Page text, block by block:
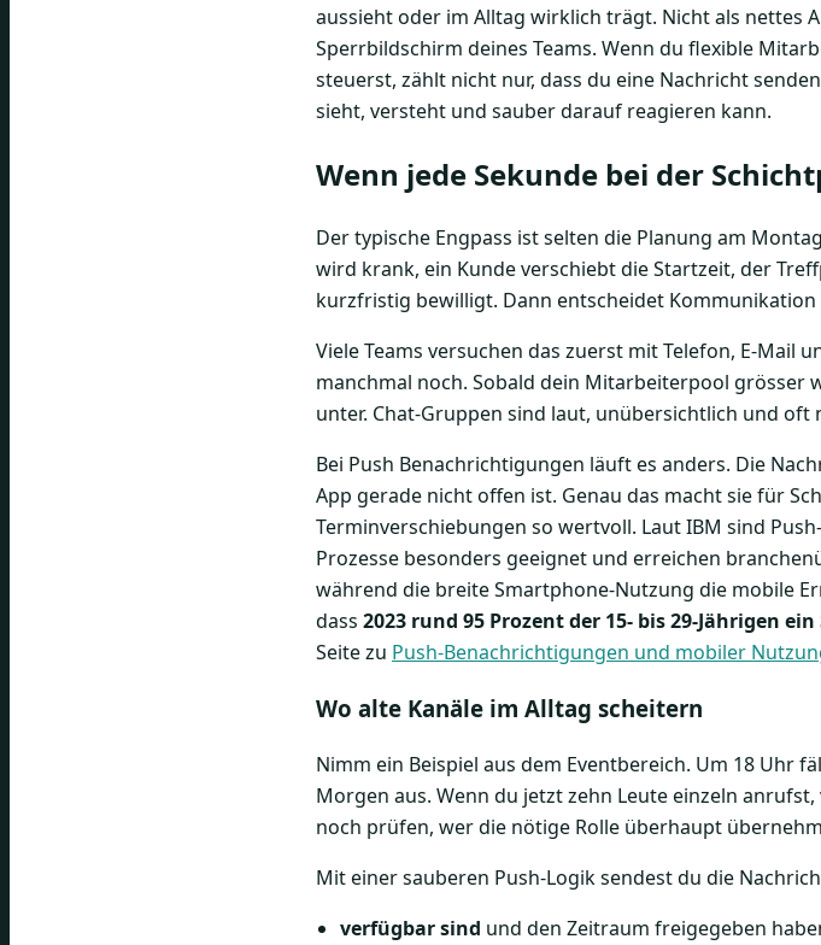
aussieht oder im Alltag wirklich trägt. Nicht als nettes
Sperrbildschirm deines Teams. Wenn du flexible
steuerst, zählt nicht nur, dass du eine Nachricht
sieht, versteht und sauber darauf reagieren kann.
Wenn jede Sekunde bei der
Der typische Engpass ist selten die Planung am
wird krank, ein Kunde verschiebt die Startzeit, der
kurzfristig bewilligt. Dann entscheidet Kommunikation
Viele Teams versuchen das zuerst mit Telefon, E-Mail
manchmal noch. Sobald dein Mitarbeiterpool grösser
unter. Chat-Gruppen sind laut, unübersichtlich und oft
Bei Push Benachrichtigungen läuft es anders. Die
App gerade nicht offen ist. Genau das macht sie für
Terminverschiebungen so wertvoll. Laut IBM sind
Prozesse besonders geeignet und erreichen
während die breite Smartphone-Nutzung die mobile
dass 2023 rund 95 Prozent der 15- bis 29-Jährigen
Seite zu Push-Benachrichtigungen und mobiler
Wo alte Kanäle im Alltag scheitern
Nimm ein Beispiel aus dem Eventbereich. Um 18 Uhr
Morgen aus. Wenn du jetzt zehn Leute einzeln
noch prüfen, wer die nötige Rolle überhaupt
Mit einer sauberen Push-Logik sendest du die
verfügbar sind und den Zeitraum freigegeben